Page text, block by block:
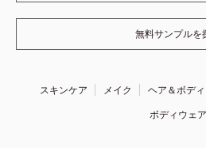
無料サンプルを
スキンケア メイク ヘア＆ボディ
ボディウェア